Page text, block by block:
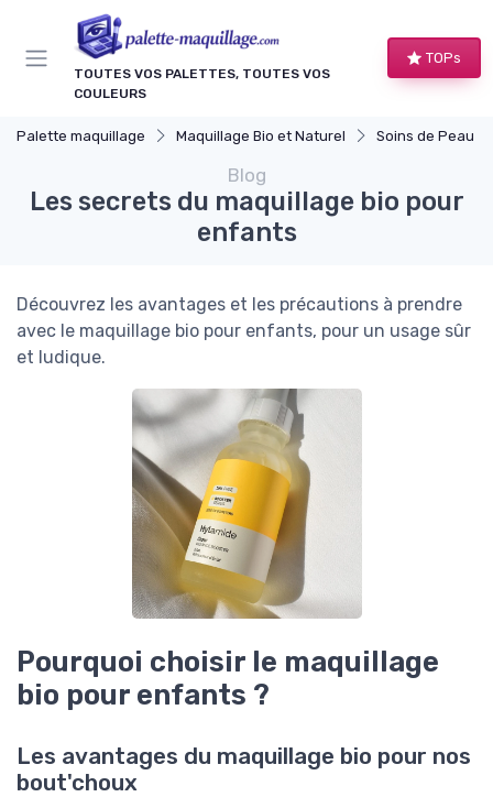
TOUTES VOS PALETTES, TOUTES VOS
COULEURS
TOPs
Palette maquillage Maquillage Bio et Naturel Soins de Peau Bio et
Blog
Les secrets du maquillage bio pour
enfants
Découvrez les avantages et les précautions à prendre
avec le maquillage bio pour enfants, pour un usage sûr
et ludique.
Pourquoi choisir le maquillage
bio pour enfants ?
Les avantages du maquillage bio pour nos
bout'choux
Panneau de gestion des cookies